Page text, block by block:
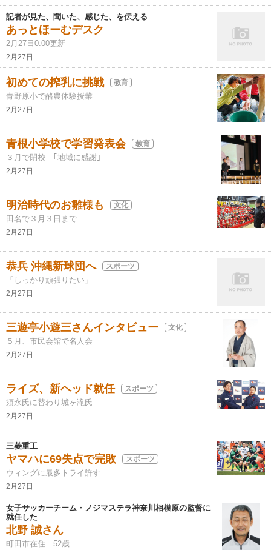
記者が見た、聞いた、感じた、を伝える
あっとほーむデスク
2月27日0:00更新
2月27日
初めての搾乳に挑戦 教育
青野原小で酪農体験授業
2月27日
青根小学校で学習発表会 教育
３月で閉校 ｢地域に感謝｣
2月27日
明治時代のお雛様も 文化
田名で３月３日まで
2月27日
恭兵 沖縄新球団へ スポーツ
「しっかり頑張りたい」
2月27日
三遊亭小遊三さんインタビュー 文化
５月、市民会館で名人会
2月27日
ライズ、新ヘッド就任 スポーツ
須永氏に替わり城ヶ滝氏
2月27日
三菱重工
ヤマハに69失点で完敗 スポーツ
ウィングに最多トライ許す
2月27日
女子サッカーチーム・ノジマステラ神奈川相模原の監督に
就任した
北野 誠さん
町田市在住 52歳